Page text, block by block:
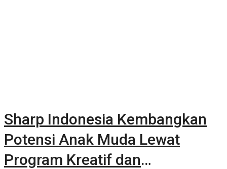
Sharp Indonesia Kembangkan
Potensi Anak Muda Lewat
Program Kreatif dan